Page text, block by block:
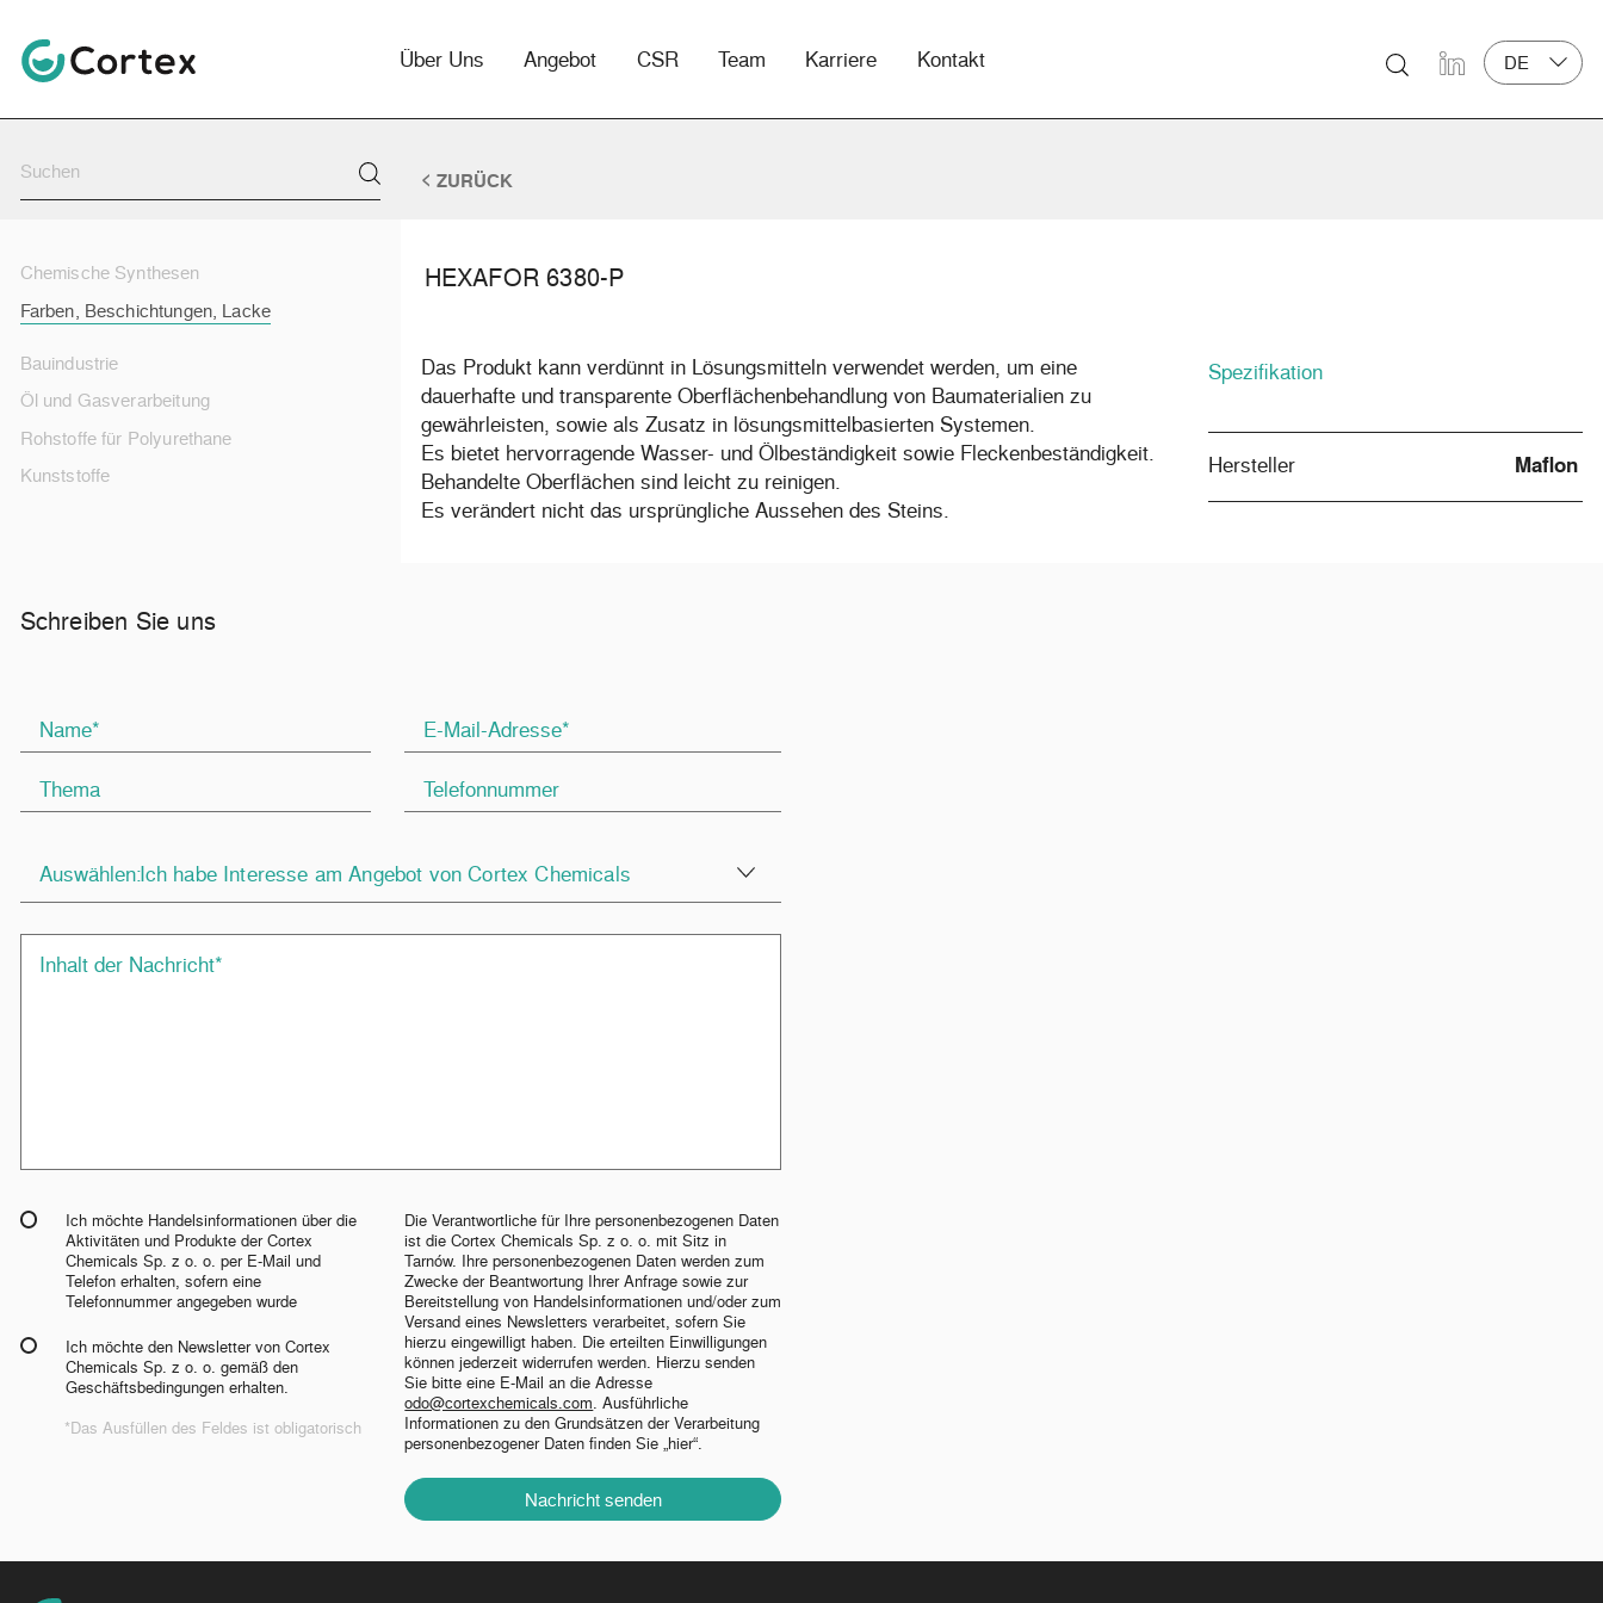
Über Uns Angebot CSR Team Karriere Kontakt LinkedIn DE
ZURÜCK
Chemische Synthesen
Farben, Beschichtungen, Lacke
Bauindustrie
Öl und Gasverarbeitung
Rohstoffe für Polyurethane
Kunststoffe
HEXAFOR 6380-P
Das Produkt kann verdünnt in Lösungsmitteln verwendet werden, um eine
dauerhafte und transparente Oberflächenbehandlung von Baumaterialien zu
gewährleisten, sowie als Zusatz in lösungsmittelbasierten Systemen.
Es bietet hervorragende Wasser- und Ölbeständigkeit sowie Fleckenbeständigkeit.
Behandelte Oberflächen sind leicht zu reinigen.
Es verändert nicht das ursprüngliche Aussehen des Steins.
Spezifikation
Hersteller Maflon
Schreiben Sie uns
Auswählen:Ich habe Interesse am Angebot von Cortex Chemicals
Ich möchte Handelsinformationen über die
Aktivitäten und Produkte der Cortex
Chemicals Sp. z o. o. per E-Mail und
Telefon erhalten, sofern eine
Telefonnummer angegeben wurde
Ich möchte den Newsletter von Cortex
Chemicals Sp. z o. o. gemäß den
Geschäftsbedingungen erhalten.
*Das Ausfüllen des Feldes ist obligatorisch
Die Verantwortliche für Ihre personenbezogenen Daten
ist die Cortex Chemicals Sp. z o. o. mit Sitz in
Tarnów. Ihre personenbezogenen Daten werden zum
Zwecke der Beantwortung Ihrer Anfrage sowie zur
Bereitstellung von Handelsinformationen und/oder zum
Versand eines Newsletters verarbeitet, sofern Sie
hierzu eingewilligt haben. Die erteilten Einwilligungen
können jederzeit widerrufen werden. Hierzu senden
Sie bitte eine E-Mail an die Adresse
odo@cortexchemicals.com. Ausführliche
Informationen zu den Grundsätzen der Verarbeitung
personenbezogener Daten finden Sie „hier“.
Nachricht senden